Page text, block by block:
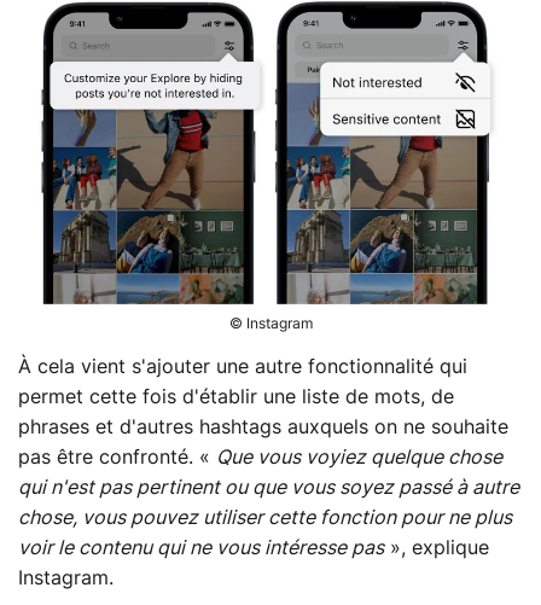
© Instagram
À cela vient s'ajouter une autre fonctionnalité qui
permet cette fois d'établir une liste de mots, de
phrases et d'autres hashtags auxquels on ne souhaite
pas être confronté. « Que vous voyiez quelque chose
qui n'est pas pertinent ou que vous soyez passé à autre
chose, vous pouvez utiliser cette fonction pour ne plus
voir le contenu qui ne vous intéresse pas», explique
Instagram.